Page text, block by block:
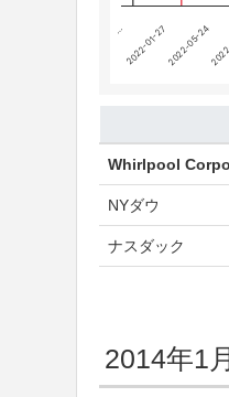
… 2022-01-272022-05-24
Whirlpool
NYダウ
ナスダック
2014年1